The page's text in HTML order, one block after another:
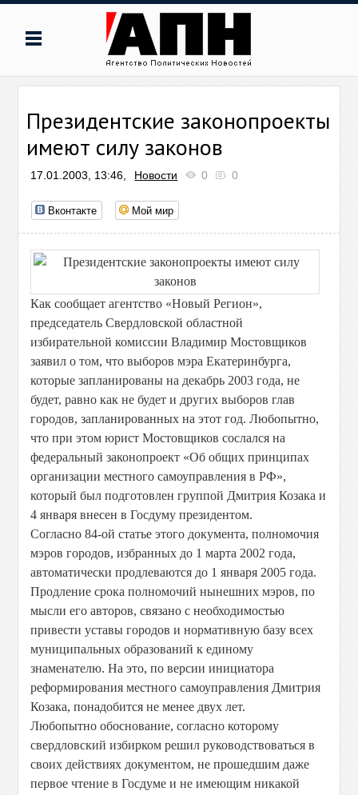
Президентские законопроекты
имеют силу законов
17.01.2003, 13:46, Новости 0 0
Вконтакте Мой мир
Как сообщает агентство «Новый Регион»,
председатель Свердловской областной
избирательной комиссии Владимир Мостовщиков
заявил о том, что выборов мэра Екатеринбурга,
которые запланированы на декабрь 2003 года, не
будет, равно как не будет и других выборов глав
городов, запланированных на этот год. Любопытно,
что при этом юрист Мостовщиков сослался на
федеральный законопроект «Об общих принципах
организации местного самоуправления в РФ»,
который был подготовлен группой Дмитрия Козака и
4 января внесен в Госдуму президентом.
Согласно 84-ой статье этого документа, полномочия
мэров городов, избранных до 1 марта 2002 года,
автоматически продлеваются до 1 января 2005 года.
Продление срока полномочий нынешних мэров, по
мысли его авторов, связано с необходимостью
привести уставы городов и нормативную базу всех
муниципальных образований к единому
знаменателю. На это, по версии инициатора
реформирования местного самоуправления Дмитрия
Козака, понадобится не менее двух лет.
Любопытно обоснование, согласно которому
свердловский избирком решил руководствоваться в
своих действиях документом, не прошедшим даже
первое чтение в Госдуме и не имеющим никакой